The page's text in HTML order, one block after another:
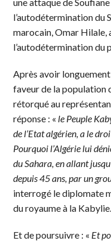
l’autodétermination du
marocain, Omar Hilale,
l’autodétermination du
Après avoir
faveur de la population
rétorqué au
réponse : « le Peuple
de l’Etat algérien, a le
Pourquoi l’Algérie lui
du Sahara, en allant
depuis 45 ans, par un
interrogé le diplomate
du royaume à la Kabylie.
Et de poursuivre : « Et